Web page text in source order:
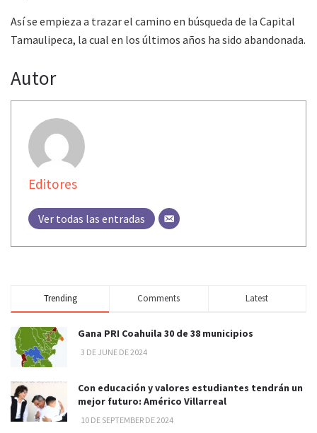
Así se empieza a trazar el camino en búsqueda de la Capital
Tamaulipeca, la cual en los últimos años ha sido abandonada.
Autor
Editores
Ver todas las entradas
Trending Comments Latest
Gana PRI Coahuila 30 de 38 municipios
3 DE JUNE DE 2024
Con educación y valores estudiantes tendrán un
mejor futuro: Américo Villarreal
10 DE SEPTEMBER DE 2024